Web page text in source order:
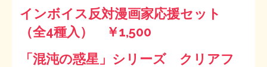
インボイス反対漫画家応援セット
（全4種入） ￥1,500
「混沌の惑星」シリーズ クリアフ